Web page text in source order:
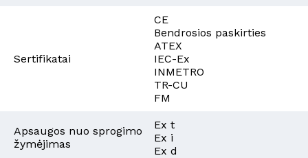
Sertifikatai
CE
Bendrosios paskirties
ATEX
IEC-Ex
INMETRO
TR-CU
FM
Apsaugos nuo sprogimo
žymėjimas
Ex t
Ex i
Ex d